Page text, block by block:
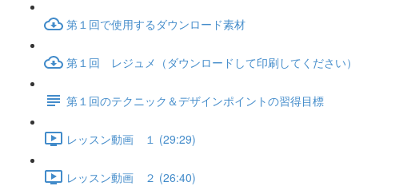
第１回で使用するダウンロード素材
第１回 レジュメ（ダウンロードして印刷してください）
第１回のテクニック＆デザインポイントの習得目標
レッスン動画 １ (29:29)
レッスン動画 ２ (26:40)